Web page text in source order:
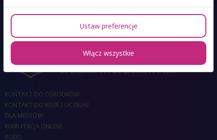
Ośrodki SAN
KONTAKT DO OŚRODKÓW
KONTAKT DO BIUR I UCZELNI
DLA MEDIÓW
REKRUTACJA ONLINE
RODO
Ustaw preferencje
Włącz wszystkie